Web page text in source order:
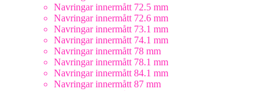
Navringar innermått 72.5 mm
Navringar innermått 72.6 mm
Navringar innermått 73.1 mm
Navringar innermått 74.1 mm
Navringar innermått 78 mm
Navringar innermått 78.1 mm
Navringar innermått 84.1 mm
Navringar innermått 87 mm